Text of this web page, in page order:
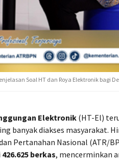
Soal HT dan Roya Elektronik bagi
Elektronik (HT-El)
banyak diakses masyarakat.
Pertanahan Nasional (ATR/
426.625 berkas, mencerminkan